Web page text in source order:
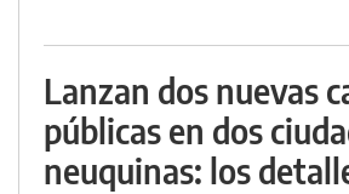
Lanzan dos nuevas
públicas en dos
neuquinas: los